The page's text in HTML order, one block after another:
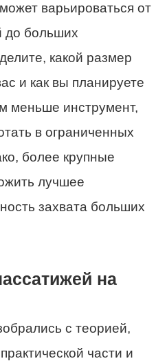
варьироваться от
до больших
какой размер
и как вы планируете
меньше инструмент,
в ограниченных
более крупные
лучшее
захвата больших
на
с теорией,
части и